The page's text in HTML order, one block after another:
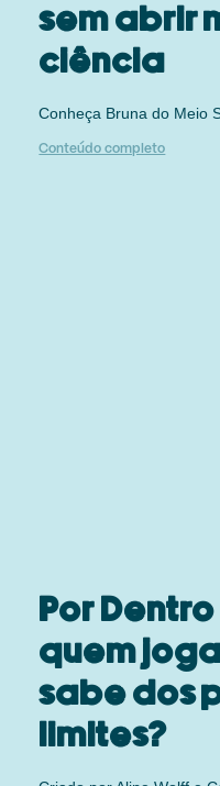
sem abrir
ciência
Conheça Bruna do Meio
Conteúdo completo
Por
quem
sabe dos
limites?